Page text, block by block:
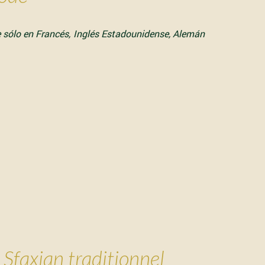
sólo enFrancés, Inglés Estadounidense,Alemán
traditionnel